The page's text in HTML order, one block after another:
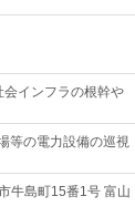
インフラの根幹や
等の電力設備の巡視
牛島町15番1号 富山